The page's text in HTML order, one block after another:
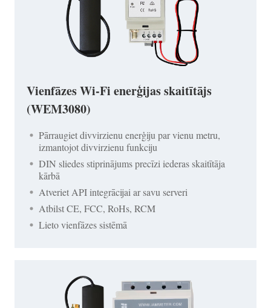
Vienfāzes Wi-Fi enerģijas skaitītājs
(WEM3080)
Pārraugiet divvirzienu enerģiju par vienu metru,
izmantojot divvirzienu funkciju
DIN sliedes stiprinājums precīzi iederas skaitītāja
kārbā
Atveriet API integrācijai ar savu serveri
Atbilst CE, FCC, RoHs, RCM
Lieto vienfāzes sistēmā